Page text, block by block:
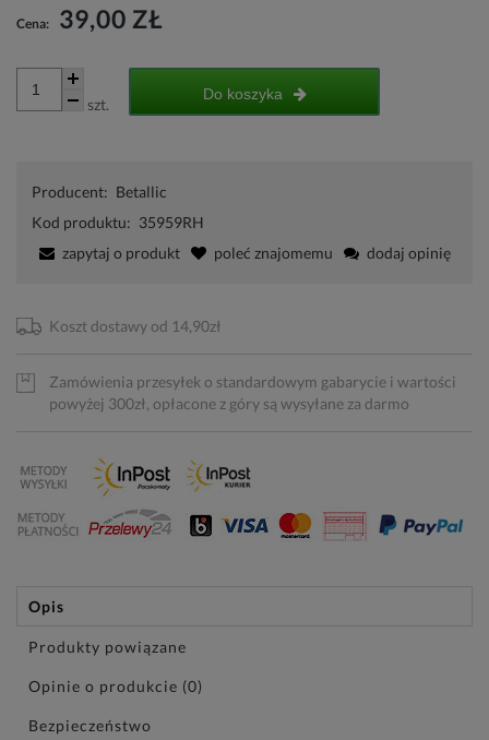
Cena: 39,00 ZŁ
szt.
Do koszyka
Producent: Betallic
Kod produktu: 35959RH
zapytaj o produkt
poleć znajomemu dodaj opinię
Koszt dostawy od 14,90zł
Zamówienia przesyłek o standardowym gabarycie i wartości
powyżej 300zł, opłacone z góry są wysyłane za darmo
Opis
Produkty powiązane
Opinie o produkcie (0)
Bezpieczeństwo